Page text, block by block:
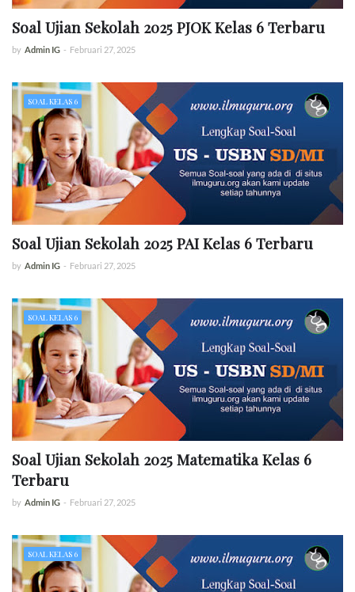
Soal Ujian Sekolah 2025 PJOK Kelas 6 Terbaru
by Admin IG - Februari 27, 2025
SOAL KELAS 6
Soal Ujian Sekolah 2025 PAI Kelas 6 Terbaru
by Admin IG - Februari 27, 2025
SOAL KELAS 6
Soal Ujian Sekolah 2025 Matematika Kelas 6
Terbaru
by Admin IG - Februari 27, 2025
SOAL KELAS 6